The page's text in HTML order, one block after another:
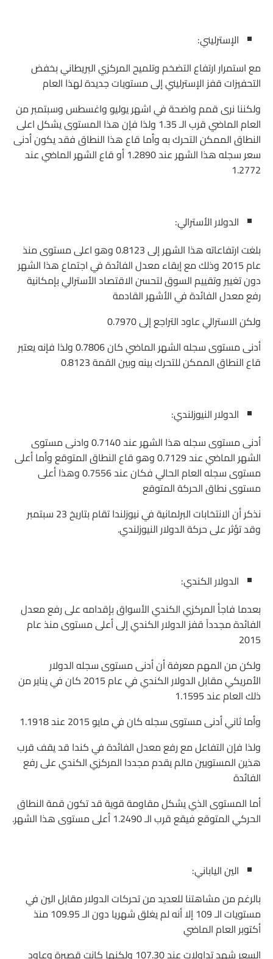
الإسترليني:
مع استمرار ارتفاع التضخم وتلميح المركزي البريطاني بخفض
التحفيزات قفز الإسترليني إلى مستويات جديدة لهذا العام
ولكننا نرى قمم واضحة في اشهر يوليو واغسطس وسبتمبر من
العام الماضي قرب الـ 1.35 ولذا فإن هذا المستوى يشكل اعلى
النطاق الممكن التحرك به وأما قاع هذا النطاق فقد يكون أدنى
سعر سجله هذا الشهر عند 1.2890 أو قاع الشهر الماضي عند
1.2772
الدولار الأسترالي:
بلغت ارتفاعاته هذا الشهر إلى 0.8123 وهو اعلى مستوى منذ
عام 2015 وذلك مع إبقاء معدل الفائدة في اجتماع هذا الشهر
دون تغيير وتقييم السوق لتحسن الاقتصاد الأسترالي بإمكانية
رفع معدل الفائدة في الأشهر القادمة
ولكن الاسترالي عاود التراجع إلى 0.7970
أدنى مستوى سجله الشهر الماضي كان 0.7806 ولذا فإنه يعتبر
قاع النطاق الممكن للتحرك بينه وبين القمة 0.8123
الدولار النيوزلندي:
أدنى مستوى سجله هذا الشهر عند 0.7140 وادنى مستوى
الشهر الماضي عند 0.7129 وهو قاع النطاق المتوقع وأما أعلى
مستوى سجله العام الحالي فكان عند 0.7556 وهذا أعلى
مستوى نطاق الحركة المتوقع
نذكر أن الانتخابات البرلمانية في نيوزلندا تقام بتاريخ 23 سبتمبر
وقد تؤثر على حركة الدولار النيوزلندي.
الدولار الكندي:
بعدما فاجأ المركزي الكندي الأسواق بإقدامه على رفع معدل
الفائدة مجدداً قفز الدولار الكندي إلى أعلى مستوى منذ عام
2015
ولكن من المهم معرفة أن أدنى مستوى سجله الدولار
الأمريكي مقابل الدولار الكندي في عام 2015 كان في يناير من
ذلك العام عند 1.1595
وأما ثاني أدنى مستوى سجله كان في مايو 2015 عند 1.1918
ولذا فإن التفاعل مع رفع معدل الفائدة في كندا قد يقف قرب
هذين المستويين مالم يقدم مجددا المركزي الكندي على رفع
الفائدة
أما المستوى الذي يشكل مقاومة قوية قد تكون قمة النطاق
الحركي المتوقع فيقع قرب الـ 1.2490 أعلى مستوى هذا الشهر.
الين الياباني:
بالرغم من مشاهتنا للعديد من تحركات الدولار مقابل الين في
مستويات الـ 109 إلا أنه لم يغلق شهريا دون الـ 109.95 منذ
أكتوبر العام الماضي
السعر شهد تداولات عند 107.30 ولكنها كانت قصيرة وعاود